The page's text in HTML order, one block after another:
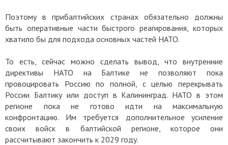
Поэтому в прибалтийских странах обязательно должны
быть оперативные части быстрого реагирования, которых
хватило бы для подхода основных частей НАТО.
То есть, сейчас можно сделать вывод, что внутренние
директивы НАТО на Балтике не позволяют пока
провоцировать Россию по полной, с целью перекрывать
России Балтику или доступ в Калининград. НАТО в этом
регионе пока не готово идти на максимальную
конфронтацию. Им требуется дополнительное усиление
своих войск в балтийской регионе, которое они
рассчитывают закончить к 2029 году.